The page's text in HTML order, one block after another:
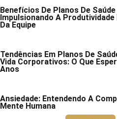
Benefícios De Planos De
Impulsionando A
Da Equipe
Tendências Em Planos De
Vida Corporativos: O Que
Anos
Ansiedade: Entendendo A
Mente Humana